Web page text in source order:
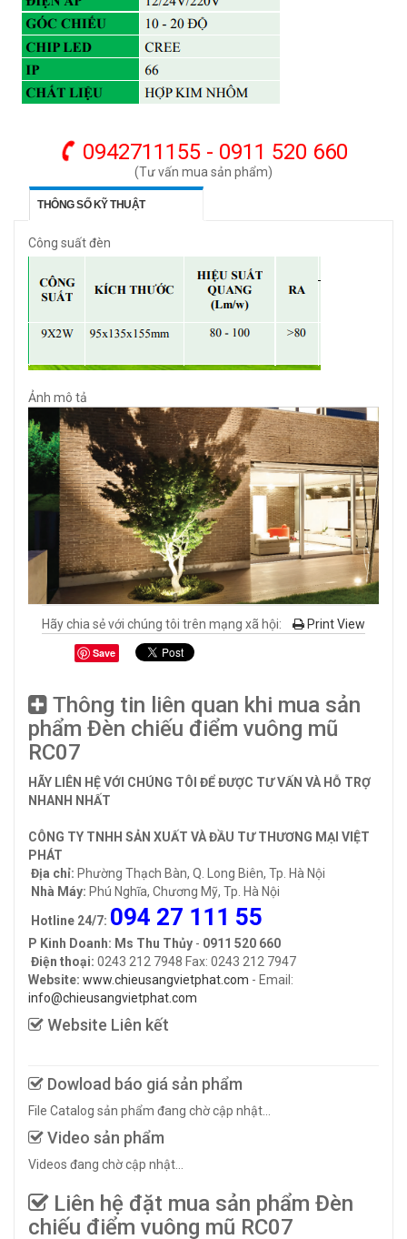
0942711155 - 0911 520 660
(Tư vấn mua sản phẩm)
THÔNG SỐ KỸ THUẬT
Công suất đèn
Ảnh mô tả
Print View
Hãy chia sẻ với chúng tôi trên mạng xã hội:
Save
Thông tin liên quan khi mua sản
phẩm Đèn chiếu điểm vuông mũ
RC07
HÃY LIÊN HỆ VỚI CHÚNG TÔI ĐỂ ĐƯỢC TƯ VẤN VÀ HỖ TRỢ
NHANH NHẤT
CÔNG TY TNHH SẢN XUẤT VÀ ĐẦU TƯ THƯƠNG MẠI VIỆT
PHÁT
Địa chỉ: Phường Thạch Bàn, Q. Long Biên, Tp. Hà Nội
Nhà Máy: Phú Nghĩa, Chương Mỹ, Tp. Hà Nội
Hotline 24/7: 094 27 111 55
P Kinh Doanh: Ms Thu Thủy - 0911 520 660
Điện thoại: 0243 212 7948 Fax: 0243 212 7947
Website: www.chieusangvietphat.com - Email:
info@chieusangvietphat.com
Website Liên kết
Dowload báo giá sản phẩm
File Catalog sản phẩm đang chờ cập nhật...
Video sản phẩm
Videos đang chờ cập nhật...
Liên hệ đặt mua sản phẩm Đèn
chiếu điểm vuông mũ RC07